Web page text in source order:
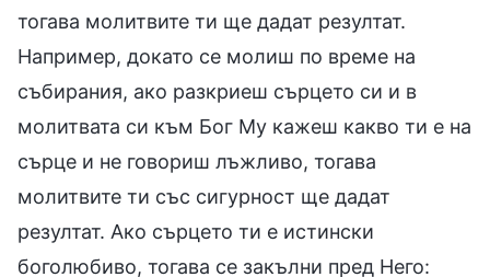
тогава молитвите ти ще дадат резултат.
Например, докато се молиш по време на
събирания, ако разкриеш сърцето си и в
молитвата си към Бог Му кажеш какво ти е на
сърце и не говориш лъжливо, тогава
молитвите ти със сигурност ще дадат
резултат. Ако сърцето ти е истински
боголюбиво, тогава се закълни пред Него: